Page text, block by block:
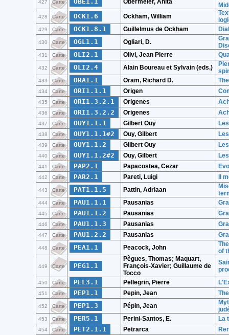
427 Carte Obermeier, Anita
428 Carte OCK1.6 Ockham, William
429 Carte OCK1.8.1 Guillelmus de Ockham
430 Carte OGL1.1 Ogliari, D.
431 Carte OLI2.1 Olivi, Jean Pierre
432 Carte OLI2.4 Alain Boureau et Sylvain (eds.)
433 Carte ORA1.1 Oram, Richard D.
434 Carte ORI1.1.1 Origen
435 Carte ORI1.3.2.1 Origenes
436 Carte ORI1.3.2.2 Origenes
437 Carte OUY1.1.1 Gilbert Ouy
438 Carte OUY1.1.1#2 Ouy, Gilbert
439 Carte OUY1.1.2 Gilbert Ouy
440 Carte OUY1.1.2#2 Ouy, Gilbert
441 Carte PAP2.1 Papacostea, Cezar
442 Carte PAR2.1 Pareti, Luigi Il
443 Carte PAT1.1.5 Pattin, Adriaan
444 Carte PAU1.1.1 Pausanias
445 Carte PAU1.1.2 Pausanias
446 Carte PAU1.1.3 Pausanias
447 Carte PAU1.2.2 Pausanias
448 Carte PEA1.1 Peacock, John
of
449 Carte PEG1.1
Pègues, Thomas; Maquart,
François-Xavier; Guillaume de
Tocco
450 Carte PEL3.1 Pellegrin, Pierre
451 Carte PEP1.1 Pepin, Jean
452 Carte PEP1.3 Pépin, Jean
453 Carte PER5.1 Perini-Santos, E. La
454 Carte PET2.1.1 Petrarca